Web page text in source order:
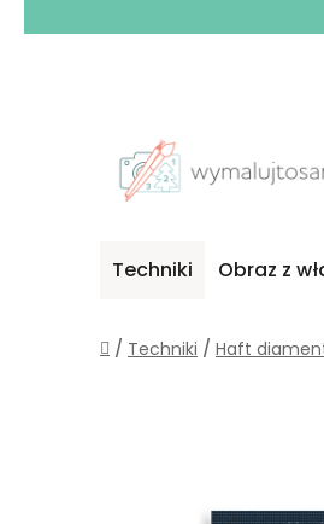
Techniki Obraz z
Home
/ Techniki / Haft